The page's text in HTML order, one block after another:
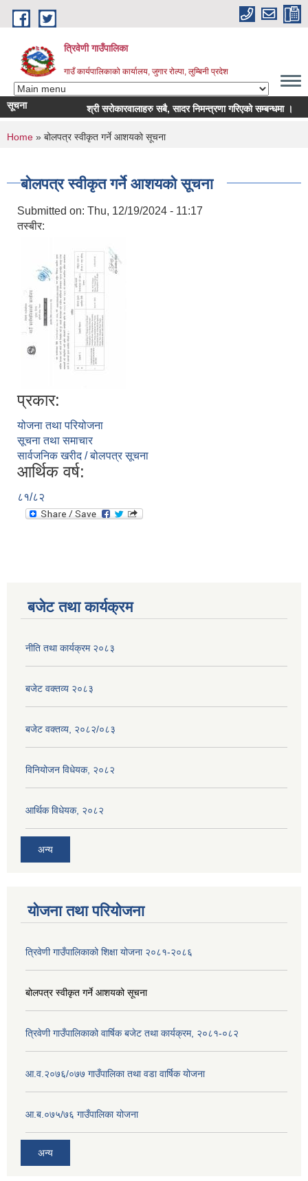
Skip to main content
त्रिवेणी गाउँपालिका
गाउँ कार्यपालिकाको कार्यालय, जुगार रोल्पा, लुम्बिनी प्रदेश
सूचना श्री सरोकारवालाहरु सबै, सादर निमन्त्रणा गरिएको सम्बन्धमा ।
You are here
Home » बोलपत्र स्वीकृत गर्ने आशयको सूचना
बोलपत्र स्वीकृत गर्ने आशयको सूचना
Submitted on: Thu, 12/19/2024 - 11:17
तस्बीर:
प्रकार:
योजना तथा परियोजना
सूचना तथा समाचार
सार्वजनिक खरीद / बोलपत्र सूचना
आर्थिक वर्ष:
८१/८२
बजेट तथा कार्यक्रम
नीति तथा कार्यक्रम २०८३
बजेट वक्तव्य २०८३
बजेट वक्तव्य, २०८२/०८३
विनियोजन विधेयक, २०८२
आर्थिक विधेयक, २०८२
अन्य
योजना तथा परियोजना
त्रिवेणी गाउँपालिकाको शिक्षा योजना २०८१-२०८६
बोलपत्र स्वीकृत गर्ने आशयको सूचना
त्रिवेणी गाउँपालिकाको वार्षिक बजेट तथा कार्यक्रम, २०८१-०८२
आ.व.२०७६/०७७ गाउँपालिका तथा वडा वार्षिक योजना
आ.ब.०७५/७६ गाउँपालिका योजना
अन्य